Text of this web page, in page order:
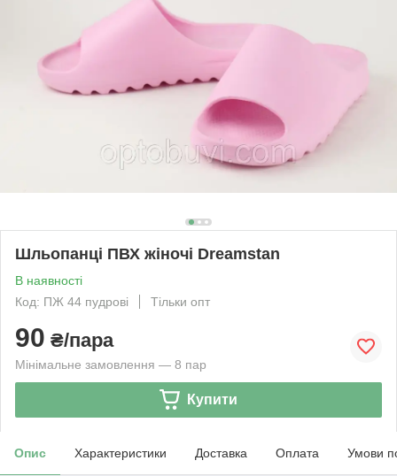
Шльопанці ПВХ жіночі Dreamstan
В наявності
Код: ПЖ 44 пудрові
Тільки опт
90 ₴/пара
Мінімальне замовлення — 8 пар
Купити
Опис Характеристики Доставка Оплата Умови